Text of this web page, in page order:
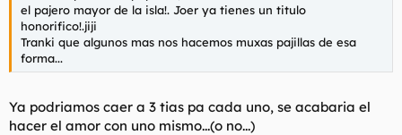
el pajero mayor de la isla!. Joer ya tienes un titulo
honorifico!.jiji
Tranki que algunos mas nos hacemos muxas pajillas de esa
forma...
Ya podriamos caer a 3 tias pa cada uno, se acabaria el
hacer el amor con uno mismo...(o no...)